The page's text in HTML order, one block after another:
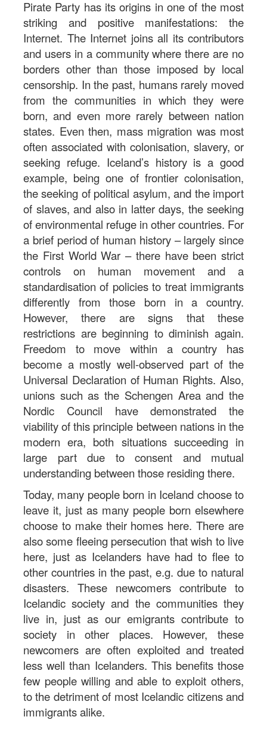
Pirate Party has its origins in one of the most
striking and positive manifestations: the
Internet. The Internet joins all its contributors
and users in a community where there are no
borders other than those imposed by local
censorship. In the past, humans rarely moved
from the communities in which they were
born, and even more rarely between nation
states. Even then, mass migration was most
often associated with colonisation, slavery, or
seeking refuge. Iceland’s history is a good
example, being one of frontier colonisation,
the seeking of political asylum, and the import
of slaves, and also in latter days, the seeking
of environmental refuge in other countries. For
a brief period of human history – largely since
the First World War – there have been strict
controls on human movement and a
standardisation of policies to treat immigrants
differently from those born in a country.
However, there are signs that these
restrictions are beginning to diminish again.
Freedom to move within a country has
become a mostly well-observed part of the
Universal Declaration of Human Rights. Also,
unions such as the Schengen Area and the
Nordic Council have demonstrated the
viability of this principle between nations in the
modern era, both situations succeeding in
large part due to consent and mutual
understanding between those residing there.
Today, many people born in Iceland choose to
leave it, just as many people born elsewhere
choose to make their homes here. There are
also some fleeing persecution that wish to live
here, just as Icelanders have had to flee to
other countries in the past, e.g. due to natural
disasters. These newcomers contribute to
Icelandic society and the communities they
live in, just as our emigrants contribute to
society in other places. However, these
newcomers are often exploited and treated
less well than Icelanders. This benefits those
few people willing and able to exploit others,
to the detriment of most Icelandic citizens and
immigrants alike.